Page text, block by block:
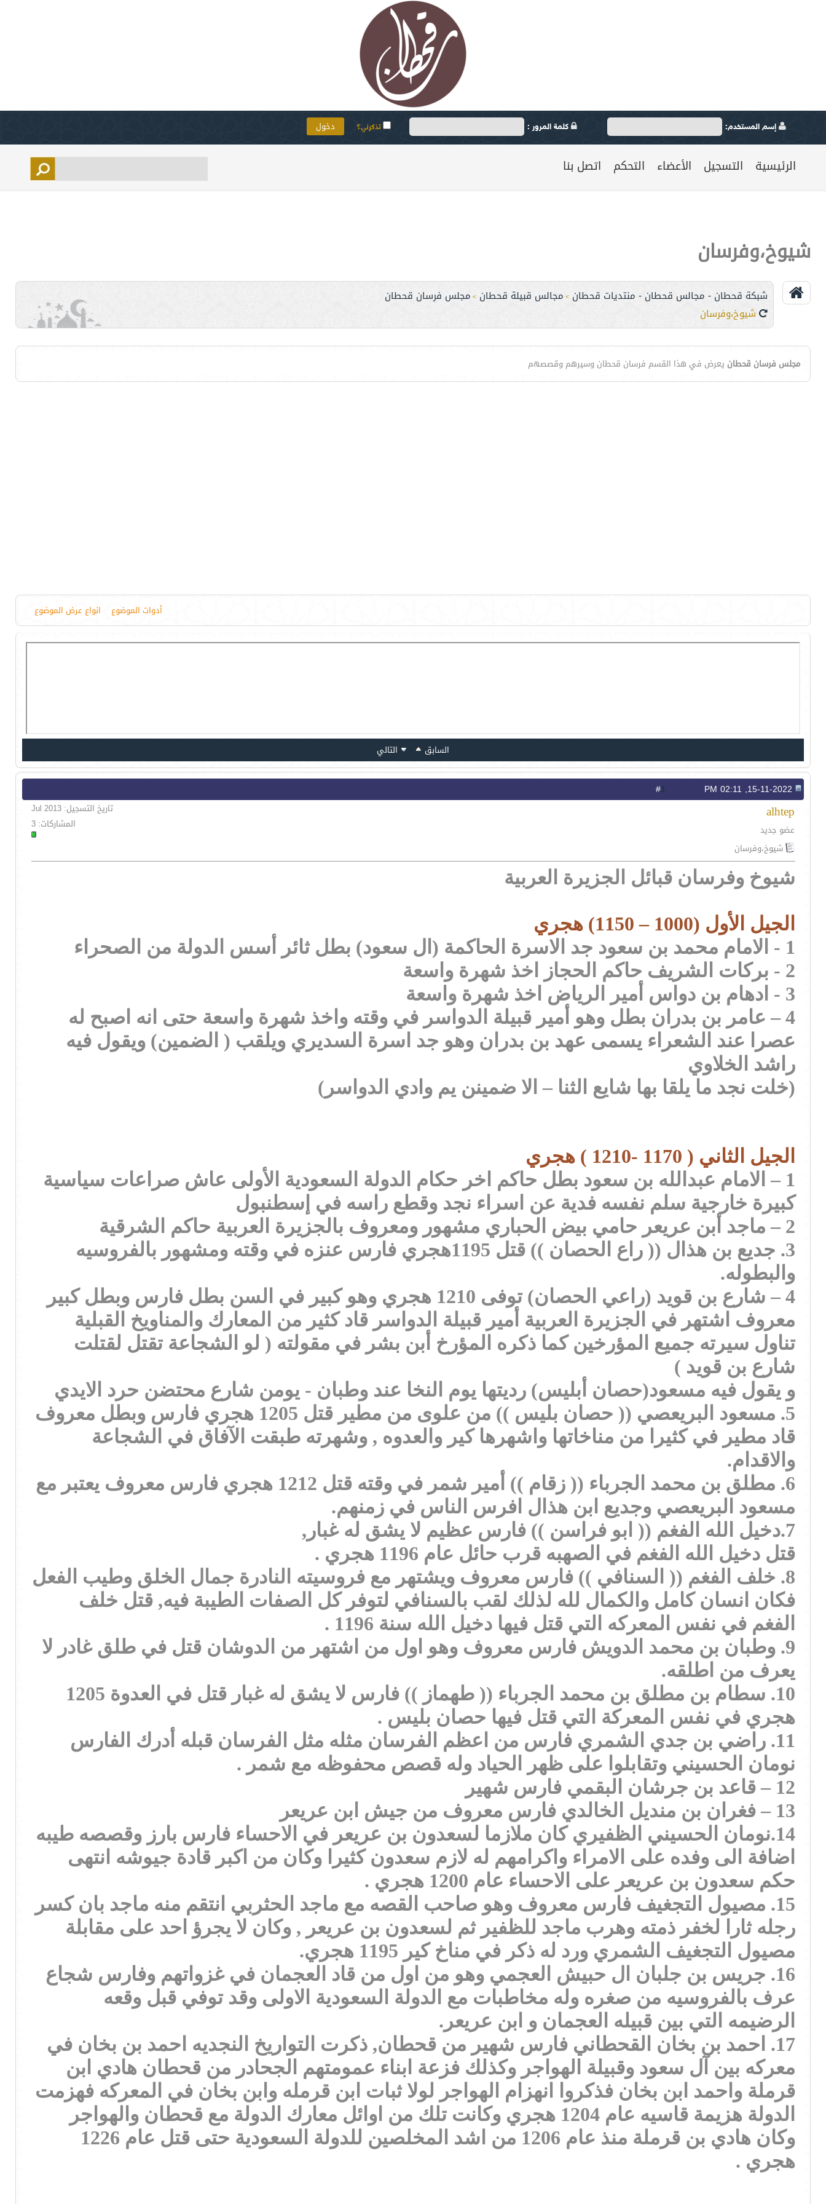
إسم المستخدم: كلمة المرور : تذكرني؟
الرئيسية التسجيل الأعضاء التحكم اتصل بنا
شيوخ،وفرسان
شبكة قحطان - مجالس قحطان - منتديات قحطان > مجالس قبيلة قحطان > مجلس فرسان قحطان
شيوخ،وفرسان
مجلس فرسان قحطان يعرض في هذا القسم فرسان قحطان وسيرهم وقصصهم
أدوات الموضوع انواع عرض الموضوع
السابق التالي
1
alhtep
عضو جديد
تاريخ التسجيل: Jul 2013
المشاركات: 3
شيوخ،وفرسان
شيوخ وفرسان قبائل الجزيرة العربية
الجيل الأول (1000 – 1150) هجري
1 - الامام محمد بن سعود جد الاسرة الحاكمة (ال سعود) بطل ثائر أسس الدولة من الصحراء
2 - بركات الشريف حاكم الحجاز اخذ شهرة واسعة
3 - ادهام بن دواس أمير الرياض اخذ شهرة واسعة
4 – عامر بن بدران بطل وهو أمير قبيلة الدواسر في وقته واخذ شهرة واسعة حتى انه اصبح له
عصرا عند الشعراء يسمى عهد بن بدران وهو جد اسرة السديري ويلقب ( الضمين) ويقول فيه
راشد الخلاوي
(خلت نجد ما يلقا بها شايع الثنا – الا ضمينن يم وادي الدواسر)
الجيل الثاني ( 1170 -1210 ) هجري
1 – الامام عبدالله بن سعود بطل حاكم اخر حكام الدولة السعودية الأولى عاش صراعات سياسية
كبيرة خارجية سلم نفسه فدية عن اسراء نجد وقطع راسه في إسطنبول
2 – ماجد أبن عريعر حامي بيض الحباري مشهور ومعروف بالجزيرة العربية حاكم الشرقية
3. جديع بن هذال (( راع الحصان )) قتل 1195هجري فارس عنزه في وقته ومشهور بالفروسيه
والبطوله.
4 – شارع بن قويد (راعي الحصان) توفى 1210 هجري وهو كبير في السن بطل فارس وبطل كبير
معروف اشتهر في الجزيرة العربية أمير قبيلة الدواسر قاد كثير من المعارك والمناويخ القبلية
تناول سيرته جميع المؤرخين كما ذكره المؤرخ أبن بشر في مقولته ( لو الشجاعة تقتل لقتلت
شارع بن قويد )
و يقول فيه مسعود(حصان أبليس) رديتها يوم النخا عند وطبان - يومن شارع محتضن حرد الايدي
5. مسعود البريعصي (( حصان بليس )) من علوى من مطير قتل 1205 هجري فارس وبطل معروف
قاد مطير في كثيرا من مناخاتها واشهرها كير والعدوه , وشهرته طبقت الآفاق في الشجاعة
والاقدام.
6. مطلق بن محمد الجرباء (( زقام )) أمير شمر في وقته قتل 1212 هجري فارس معروف يعتبر مع
مسعود البريعصي وجديع ابن هذال افرس الناس في زمنهم.
7.دخيل الله الفغم (( ابو فراسن )) فارس عظيم لا يشق له غبار,
قتل دخيل الله الفغم في الصهبه قرب حائل عام 1196 هجري .
8. خلف الفغم (( السنافي )) فارس معروف ويشتهر مع فروسيته النادرة جمال الخلق وطيب الفعل
فكان انسان كامل والكمال لله لذلك لقب بالسنافي لتوفر كل الصفات الطيبة فيه, قتل خلف
الفغم في نفس المعركه التي قتل فيها دخيل الله سنة 1196 .
9. وطبان بن محمد الدويش فارس معروف وهو اول من اشتهر من الدوشان قتل في طلق غادر لا
يعرف من اطلقه.
10. سطام بن مطلق بن محمد الجرباء (( طهماز )) فارس لا يشق له غبار قتل في العدوة 1205
هجري في نفس المعركة التي قتل فيها حصان بليس .
11. راضي بن جدي الشمري فارس من اعظم الفرسان مثله مثل الفرسان قبله أدرك الفارس
نومان الحسيني وتقابلوا على ظهر الحياد وله قصص محفوظه مع شمر .
12 – قاعد بن جرشان البقمي فارس شهير
13 – فغران بن منديل الخالدي فارس معروف من جيش ابن عريعر
14.نومان الحسيني الظفيري كان ملازما لسعدون بن عريعر في الاحساء فارس بارز وقصصه طيبه
اضافة الى وفده على الامراء واكرامهم له لازم سعدون كثيرا وكان من اكبر قادة جيوشه انتهى
حكم سعدون بن عريعر على الاحساء عام 1200 هجري .
15. مصيول التجغيف فارس معروف وهو صاحب القصه مع ماجد الحثربي انتقم منه ماجد بان كسر
رجله ثارا لخفر ذمته وهرب ماجد للظفير ثم لسعدون بن عريعر , وكان لا يجرؤ احد على مقابلة
مصيول التجغيف الشمري ورد له ذكر في مناخ كير 1195 هجري.
16. جريس بن جلبان ال حبيش العجمي وهو من اول من قاد العجمان في غزواتهم وفارس شجاع
عرف بالفروسيه من صغره وله مخاطبات مع الدولة السعودية الاولى وقد توفي قبل وقعه
الرضيمه التي بين قبيله العجمان و ابن عريعر.
17. احمد بن بخان القحطاني فارس شهير من قحطان, ذكرت التواريخ النجديه احمد بن بخان في
معركه بين آل سعود وقبيلة الهواجر وكذلك فزعة ابناء عمومتهم الجحادر من قحطان هادي ابن
قرملة واحمد ابن بخان فذكروا انهزام الهواجر لولا ثبات ابن قرمله وابن بخان في المعركه فهزمت
الدولة هزيمة قاسيه عام 1204 هجري وكانت تلك من اوائل معارك الدولة مع قحطان والهواجر
وكان هادي بن قرملة منذ عام 1206 من اشد المخلصين للدولة السعودية حتى قتل عام 1226
هجري .